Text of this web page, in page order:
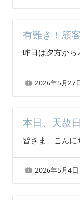
有難き！顧
昨日は夕方から
2026年5月27
本日、天赦
皆さま、こん
2026年5月4日